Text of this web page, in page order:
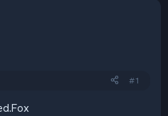
#1